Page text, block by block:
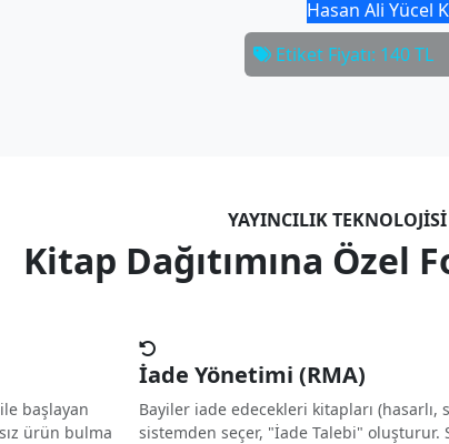
Hasan Ali Yücel
Etiket Fiyatı: 140 TL
YAYINCILIK TEKNOLOJISI
Kitap Dağıtımına Özel
başlayan
ürün bulma
İade Yönetimi (RMA)
Bayiler iade edecekleri kitapları (hasarlı,
sistemden seçer, "İade Talebi" oluşturur.